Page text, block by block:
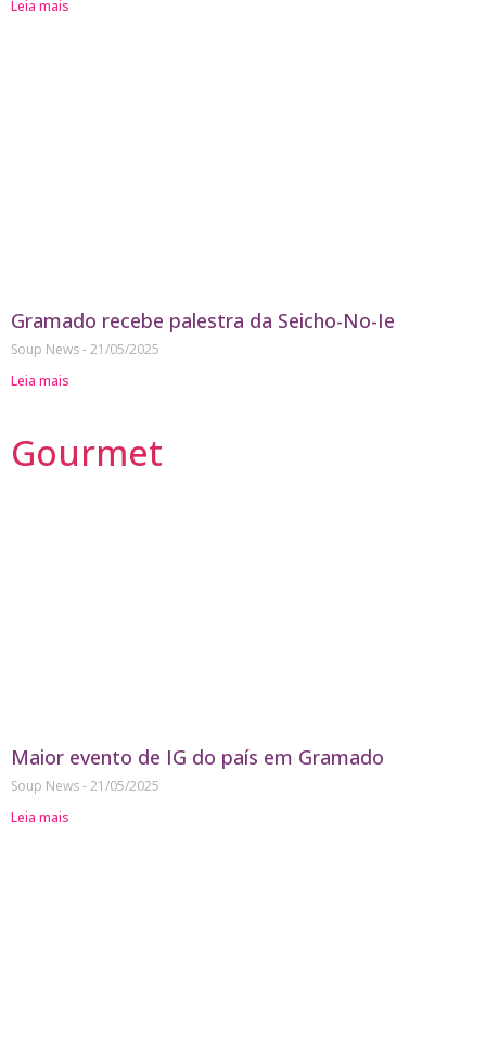
Leia mais
Gramado recebe palestra da Seicho-No-Ie
Soup News 21/05/2025
Leia mais
Gourmet
Maior evento de IG do país em Gramado
Soup News 21/05/2025
Leia mais